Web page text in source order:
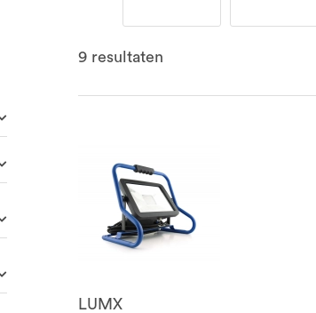
9resultaten
LUMX